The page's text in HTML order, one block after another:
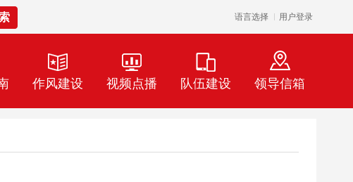
语言选择 用户登录
作风建设 视频点播 队伍建设 领导信箱